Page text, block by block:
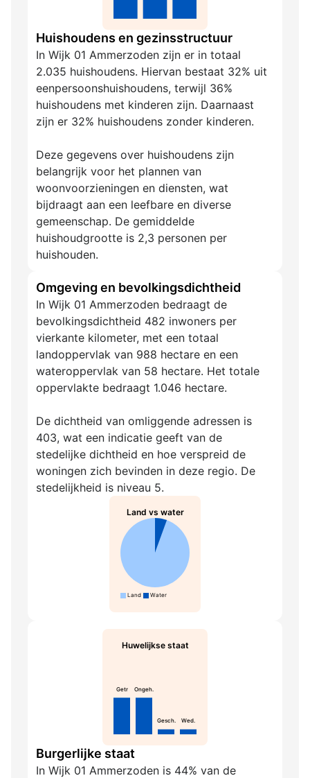
Huishoudens en gezinsstructuur
In Wijk 01 Ammerzoden zijn er in totaal
2.035 huishoudens. Hiervan bestaat 32% uit
eenpersoonshuishoudens, terwijl 36%
huishoudens met kinderen zijn. Daarnaast
zijn er 32% huishoudens zonder kinderen.
Deze gegevens over huishoudens zijn
belangrijk voor het plannen van
woonvoorzieningen en diensten, wat
bijdraagt aan een leefbare en diverse
gemeenschap. De gemiddelde
huishoudgrootte is 2,3 personen per
huishouden.
Omgeving en bevolkingsdichtheid
In Wijk 01 Ammerzoden bedraagt de
bevolkingsdichtheid 482 inwoners per
vierkante kilometer, met een totaal
landoppervlak van 988 hectare en een
wateroppervlak van 58 hectare. Het totale
oppervlakte bedraagt 1.046 hectare.
De dichtheid van omliggende adressen is
403, wat een indicatie geeft van de
stedelijke dichtheid en hoe verspreid de
woningen zich bevinden in deze regio. De
stedelijkheid is niveau 5.
Land vs water
Land Water
Huwelijkse staat
Getr Ongeh.
Gesch. Wed.
Burgerlijke staat
In Wijk 01 Ammerzoden is 44% van de